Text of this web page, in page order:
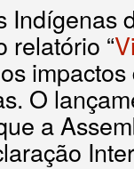
Indígenas
relatório “
O
a